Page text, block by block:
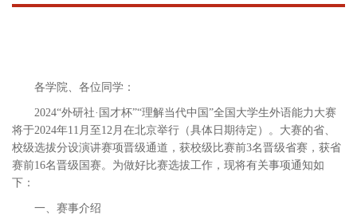
各学院、各位同学：
2024“外研社·国才杯”“理解当代中国”全国大学生外语能力大赛
将于2024年11 月至12 月在北京举行（具体日期待定）。大赛的省、
校级选拔分设演讲赛项晋级通道，获校级比赛前3名晋级省赛，获省
赛前16名晋级国赛。为做好比赛选拔工作，现将有关事项通知如
下：
一、赛事介绍